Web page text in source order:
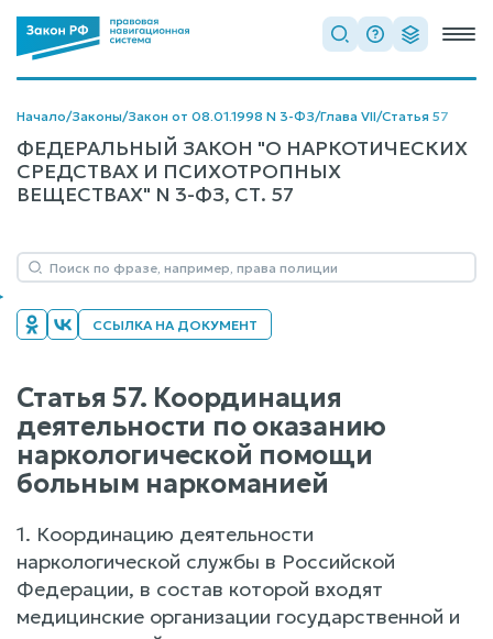
Начало/Законы/Закон от 08.01.1998 N 3-ФЗ/Глава VII/Статья 57
ФЕДЕРАЛЬНЫЙ ЗАКОН "О НАРКОТИЧЕСКИХ
СРЕДСТВАХ И ПСИХОТРОПНЫХ
ВЕЩЕСТВАХ" N 3-ФЗ, СТ. 57
ССЫЛКА НА ДОКУМЕНТ
Статья 57. Координация
деятельности по оказанию
наркологической помощи
больным наркоманией
1. Координацию деятельности
наркологической службы в Российской
Федерации, в состав которой входят
медицинские организации государственной и